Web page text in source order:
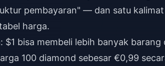
pembayaran" — dan satu
harga.
$1 bisa membeli lebih banyak barang
100 diamond sebesar €0,99